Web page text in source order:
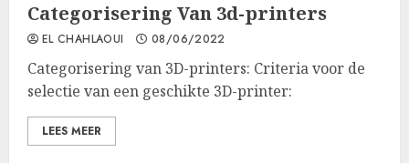
Categorisering Van 3d-printers
EL CHAHLAOUI 08/06/2022
Categorisering van 3D-printers: Criteria voor de
selectie van een geschikte 3D-printer:
LEES MEER